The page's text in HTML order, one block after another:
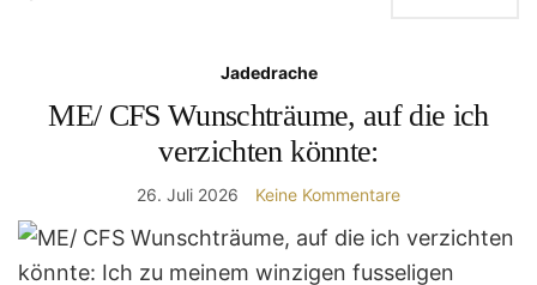
Jadedrache
ME/ CFS Wunschträume, auf die ich
verzichten könnte:
26. Juli 2026 Keine Kommentare